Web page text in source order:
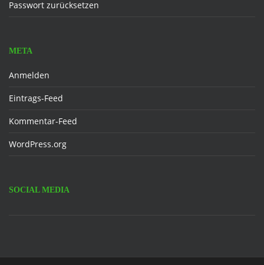
Passwort zurücksetzen
META
Anmelden
Eintrags-Feed
Kommentar-Feed
WordPress.org
SOCIAL MEDIA